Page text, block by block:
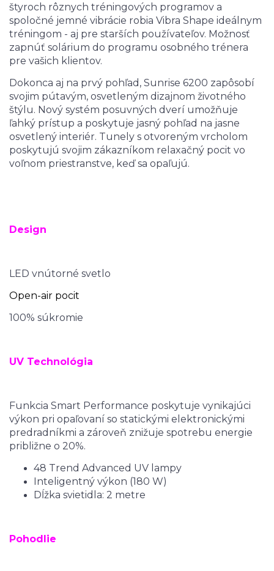
štyroch rôznych tréningových programov a
spoločné jemné vibrácie robia Vibra Shape ideálnym
tréningom - aj pre starších používateľov. Možnosť
zapnúť solárium do programu osobného trénera
pre vašich klientov.
Dokonca aj na prvý pohľad, Sunrise 6200 zapôsobí
svojim pútavým, osvetleným dizajnom životného
štýlu. Nový systém posuvných dverí umožňuje
ľahký prístup a poskytuje jasný pohľad na jasne
osvetlený interiér. Tunely s otvoreným vrcholom
poskytujú svojim zákazníkom relaxačný pocit vo
voľnom priestranstve, keď sa opaľujú.
Design
LED vnútorné svetlo
Open-air pocit
100% súkromie
UV Technológia
Funkcia Smart Performance poskytuje vynikajúci
výkon pri opaľovaní so statickými elektronickými
predradníkmi a zároveň znižuje spotrebu energie
približne o 20%.
48 Trend Advanced UV lampy
Inteligentný výkon (180 W)
Dĺžka svietidla: 2 metre
Pohodlie